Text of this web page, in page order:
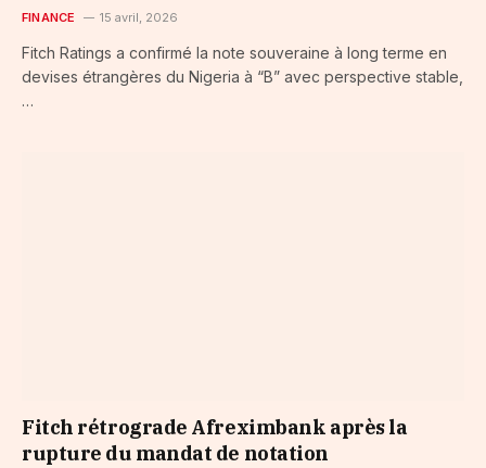
FINANCE 15 avril, 2026
Fitch Ratings a confirmé la note souveraine à long terme en
devises étrangères du Nigeria à “B” avec perspective stable,
…
Fitch rétrograde Afreximbank après la
rupture du mandat de notation